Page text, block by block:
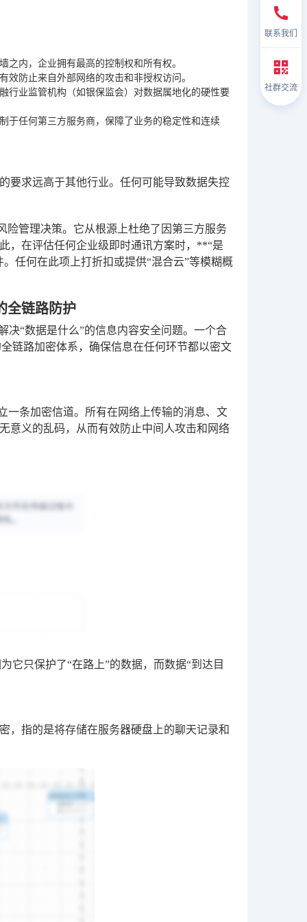
内，企业拥有最高的控制权和所有权。
防止来自外部网络的攻击和非授权访问。
行业监管机构（如银保监会）对数据属地化的硬性要
于任何第三方服务商，保障了业务的稳定性和连续
要求远高于其他行业。任何可能导致数据失控
险管理决策。它从根源上杜绝了因第三方服务
，在评估任何企业级即时通讯方案时，**“是
任何在此项上打折扣或提供“混合云”等模糊概
全链路防护
决“数据是什么”的信息内容安全问题。一个合
链路加密体系，确保信息在任何环节都以密文
一条加密信道。所有在网络上传输的消息、文
意义的乱码，从而有效防止中间人攻击和网络
它只保护了“在路上”的数据，而数据“到达目
，指的是将存储在服务器硬盘上的聊天记录和
联系我们
社群交流